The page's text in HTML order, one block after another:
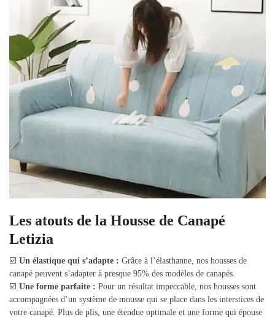
Les atouts de la Housse de Canapé
Letizia
☑️ Un élastique qui s’adapte : Grâce à l’élasthanne, nos housses de
canapé peuvent s’adapter à presque 95% des modèles de canapés.
☑️ Une forme parfaite : Pour un résultat impeccable, nos housses sont
accompagnées d’un système de mousse qui se place dans les interstices de
votre canapé. Plus de plis, une étendue optimale et une forme qui épouse